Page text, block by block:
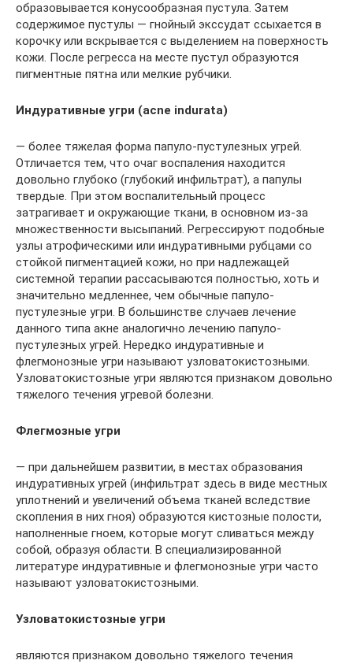
образовывается конусообразная пустула. Затем
содержимое пустулы — гнойный экссудат ссыхается в
корочку или вскрывается с выделением на поверхность
кожи. После регресса на месте пустул образуются
пигментные пятна или мелкие рубчики.
Индуративные угри (acne indurata)
— более тяжелая форма папуло-пустулезных угрей.
Отличается тем, что очаг воспаления находится
довольно глубоко (глубокий инфильтрат), а папулы
твердые. При этом воспалительный процесс
затрагивает и окружающие ткани, в основном из-за
множественности высыпаний. Регрессируют подобные
узлы атрофическими или индуративными рубцами со
стойкой пигментацией кожи, но при надлежащей
системной терапии рассасываются полностью, хоть и
значительно медленнее, чем обычные папуло-
пустулезные угри. В большинстве случаев лечение
данного типа акне аналогично лечению папуло-
пустулезных угрей. Нередко индуративные и
флегмонозные угри называют узловатокистозными.
Узловатокистозные угри являются признаком довольно
тяжелого течения угревой болезни.
Флегмозные угри
— при дальнейшем развитии, в местах образования
индуративных угрей (инфильтрат здесь в виде местных
уплотнений и увеличений объема тканей вследствие
скопления в них гноя) образуются кистозные полости,
наполненные гноем, которые могут сливаться между
собой, образуя области. В специализированной
литературе индуративные и флегмонозные угри часто
называют узловатокистозными.
Узловатокистозные угри
являются признаком довольно тяжелого течения